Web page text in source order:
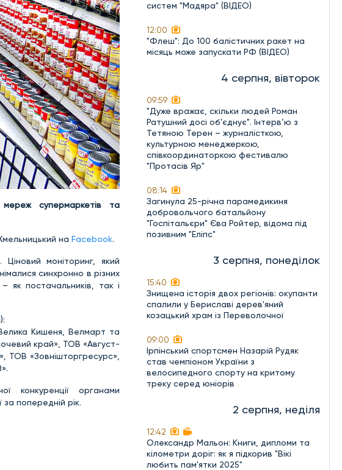
супермаркетів та
на Facebook.
моніторинг, який
синхронно в різних
як постачальників, так і
Кишеня, Велмарт та
край», ТОВ «Август-
ТОВ «Зовнішторгресурс»,
конкуренції органами
попередній рік.
систем "Мадяра" (ВІДЕО)
12:00
"Флеш": До 100 балістичних ракет на
місяць може запускати РФ (ВІДЕО)
4 серпня, вівторок
09:59
"Дуже вражає, скільки людей Роман
Ратушний досі об'єднує". Інтерв’ю з
Тетяною Терен – журналісткою,
культурною менеджеркою,
співкоординаторкою фестивалю
"Протасів Яр"
08:14
Загинула 25-річна парамедикиня
добровольчого батальйону
"Госпітальєри" Єва Ройтер, відома під
позивним "Еліпс"
3 серпня, понеділок
15:40
Знищена історія двох регіонів: окупанти
спалили у Бериславі дерев'яний
козацький храм із Переволочної
09:00
Ірпінський спортсмен Назарій Рудяк
став чемпіоном України з
велосипедного спорту на критому
треку серед юніорів
2 серпня, неділя
12:42
Олександр Мальон: Книги, дипломи та
кілометри доріг: як я підкорив "Вікі
любить пам'ятки 2025"